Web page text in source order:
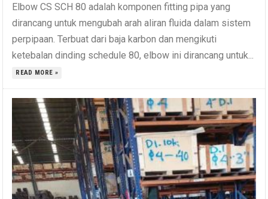
Elbow CS SCH 80 adalah komponen fitting pipa yang
dirancang untuk mengubah arah aliran fluida dalam sistem
perpipaan. Terbuat dari baja karbon dan mengikuti
ketebalan dinding schedule 80, elbow ini dirancang untuk...
READ MORE »